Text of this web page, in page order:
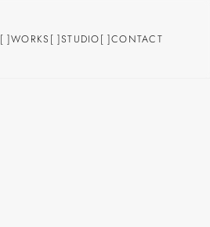
[ ]WORKS [ ]STUDIO[ ]CONTACT